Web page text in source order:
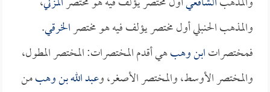
والمذهب الحنبلي أول مختصر يؤلف فيه هو مختصرالخرقي.
فمختصراتابن وهبهي أقدم المختصرات: المختصر المطول،
والمختصر الأوسط، والمختصر الأصغر، وعبد الله بن وهبمن